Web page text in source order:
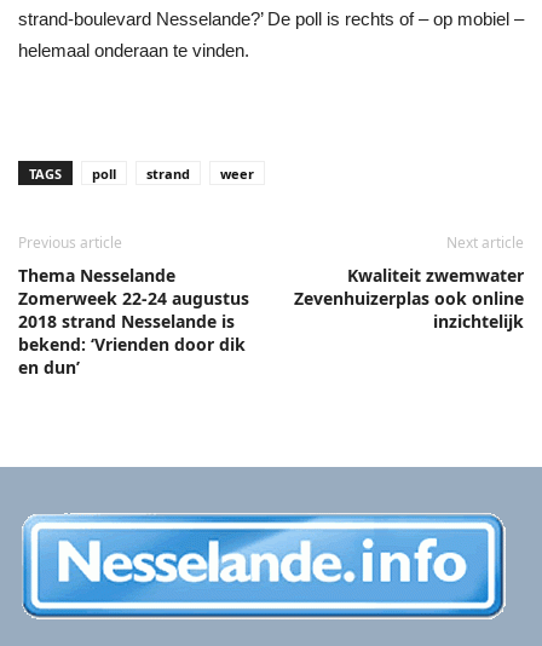
strand-boulevard Nesselande?’ De poll is rechts of – op mobiel –
helemaal onderaan te vinden.
TAGS poll strand weer
Previous article
Thema Nesselande
Zomerweek 22-24 augustus
2018 strand Nesselande is
bekend: ‘Vrienden door dik
en dun’
Next article
Kwaliteit zwemwater
Zevenhuizerplas ook online
inzichtelijk